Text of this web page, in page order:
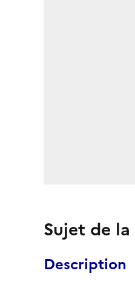
Sujet de
Description